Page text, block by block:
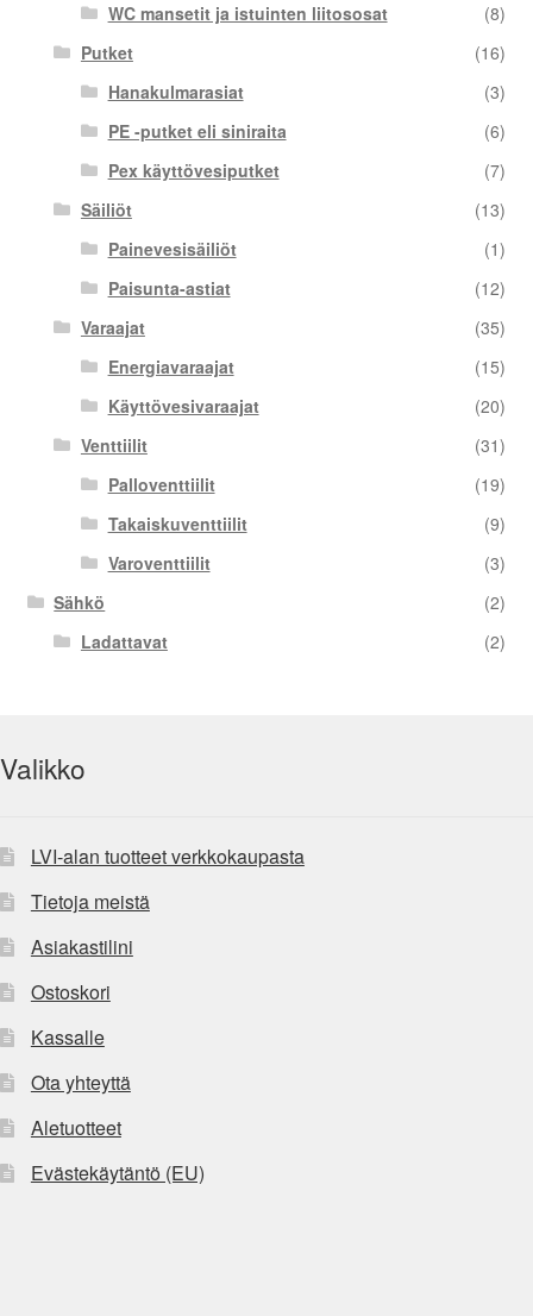
WC mansetit ja istuinten liitososat
(8)
Putket
(16)
Hanakulmarasiat
(3)
PE -putket eli siniraita
(6)
Pex käyttövesiputket
(7)
Säiliöt
(13)
Painevesisäiliöt
(1)
Paisunta-astiat
(12)
Varaajat
(35)
Energiavaraajat
(15)
Käyttövesivaraajat
(20)
Venttiilit
(31)
Palloventtiilit
(19)
Takaiskuventtiilit
(9)
Varoventtiilit
(3)
Sähkö
(2)
Ladattavat
(2)
Valikko
LVI-alan tuotteet verkkokaupasta
Tietoja meistä
Asiakastilini
Ostoskori
Kassalle
Ota yhteyttä
Aletuotteet
Evästekäytäntö (EU)